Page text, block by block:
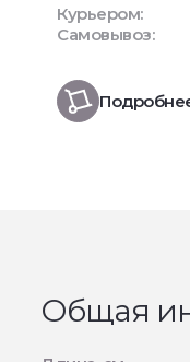
Курьером:
Самовывоз:
Общая